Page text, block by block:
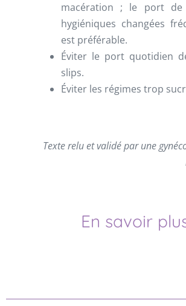
macération ; le port de
hygiéniques changées
est préférable.
Éviter le port quotidien
slips.
Éviter les régimes trop
Texte relu et validé par une
En savoir